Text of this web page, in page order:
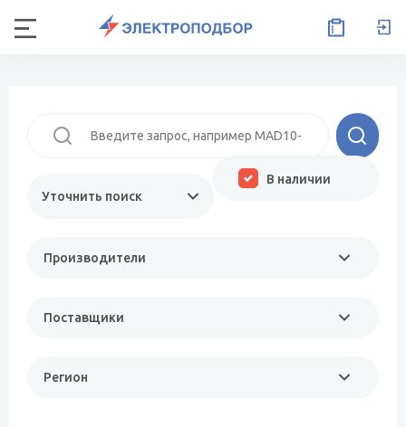
Уточнить поиск
Производители
Поставщики
Регион
В наличии